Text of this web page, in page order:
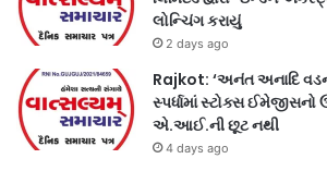
લોન્ચિંગ કરાયું
2 days ago
Rajkot: ‘અનંત અનાદિ
સ્પર્ધામાં સ્ટોક્સ
એ.આઈ.ની છૂટ નથી
4 days ago